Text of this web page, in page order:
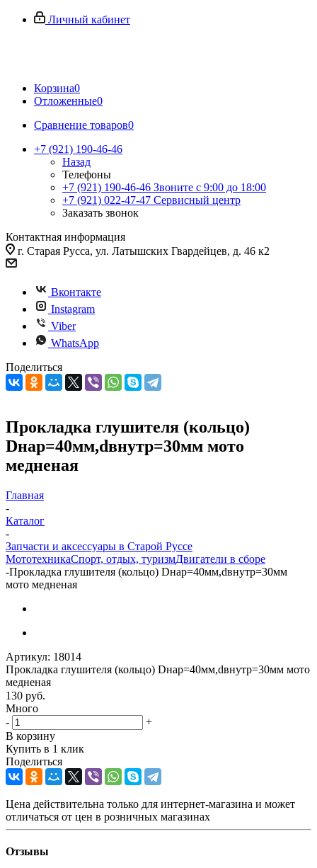
Личный кабинет
Корзина0
Отложенные0
Сравнение товаров0
+7 (921) 190-46-46
Назад
Телефоны
+7 (921) 190-46-46 Звоните с 9:00 до 18:00
+7 (921) 022-47-47 Сервисный центр
Заказать звонок
Контактная информация
г. Старая Русса, ул. Латышских Гвардейцев, д. 46 к2
Вконтакте
Instagram
Viber
WhatsApp
Поделиться
Прокладка глушителя (кольцо)
Dнар=40мм,dвнутр=30мм мото
медненая
Главная
-
Каталог
-
Запчасти и аксессуары в Старой Руссе
МототехникаСпорт, отдых, туризмДвигатели в сборе
-Прокладка глушителя (кольцо) Dнар=40мм,dвнутр=30мм
мото медненая
Артикул: 18014
Прокладка глушителя (кольцо) Dнар=40мм,dвнутр=30мм мото
медненая
130 руб.
Много
-
+
В корзину
Купить в 1 клик
Поделиться
Цена действительна только для интернет-магазина и может
отличаться от цен в розничных магазинах
Отзывы